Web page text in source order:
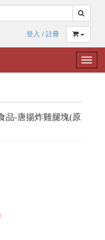
登入 / 註冊
Toggle
品-唐揚炸雞腿塊(原